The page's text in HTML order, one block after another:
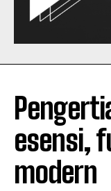
esensi,
modern